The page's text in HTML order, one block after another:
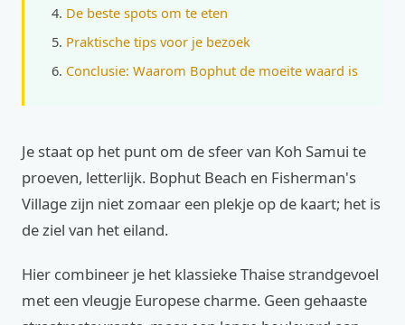
De beste spots om te eten
Praktische tips voor je bezoek
Conclusie: Waarom Bophut de moeite waard is
Je staat op het punt om de sfeer van Koh Samui te
proeven, letterlijk. Bophut Beach en Fisherman's
Village zijn niet zomaar een plekje op de kaart; het is
de ziel van het eiland.
Hier combineer je het klassieke Thaise strandgevoel
met een vleugje Europese charme. Geen gehaaste